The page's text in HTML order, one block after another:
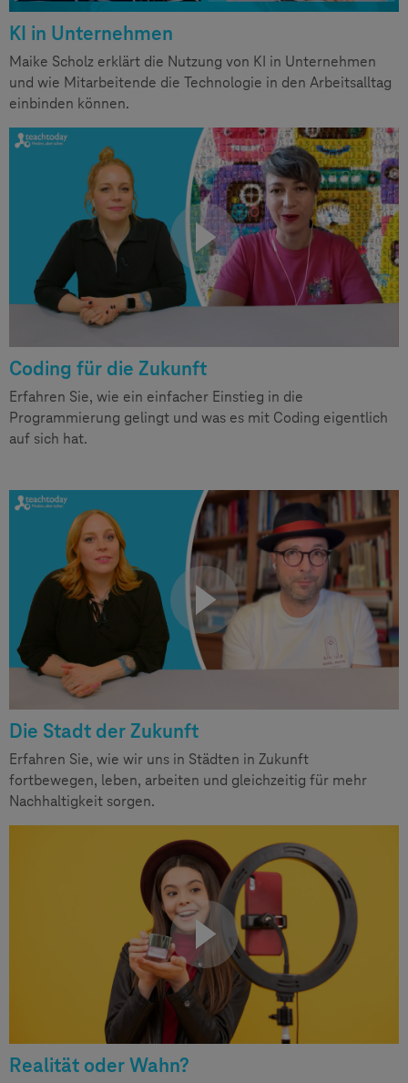
KI in Unternehmen
Maike Scholz erklärt die Nutzung von KI in Unternehmen
und wie Mitarbeitende die Technologie in den Arbeitsalltag
einbinden können.
Coding für die Zukunft
Erfahren Sie, wie ein einfacher Einstieg in die
Programmierung gelingt und was es mit Coding eigentlich
auf sich hat.
Die Stadt der Zukunft
Erfahren Sie, wie wir uns in Städten in Zukunft
fortbewegen, leben, arbeiten und gleichzeitig für mehr
Nachhaltigkeit sorgen.
Realität oder Wahn?